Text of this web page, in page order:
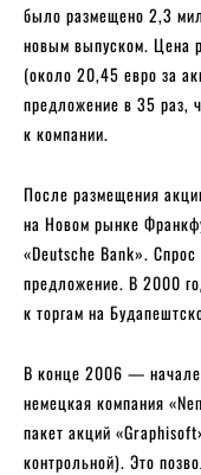
было размещено 2,3
новым выпуском. Цена
(около 20,45 евро за
предложение в 35 раз,
к компании.
После размещения
на Новом рынке
«Deutsche Bank».
предложение. В 2000
к торгам на
В конце 2006 — начале
немецкая компания
пакет акций
контрольной). Это